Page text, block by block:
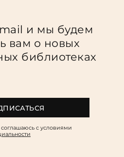
и мы будем
вам о новых
библиотеках
c условиями